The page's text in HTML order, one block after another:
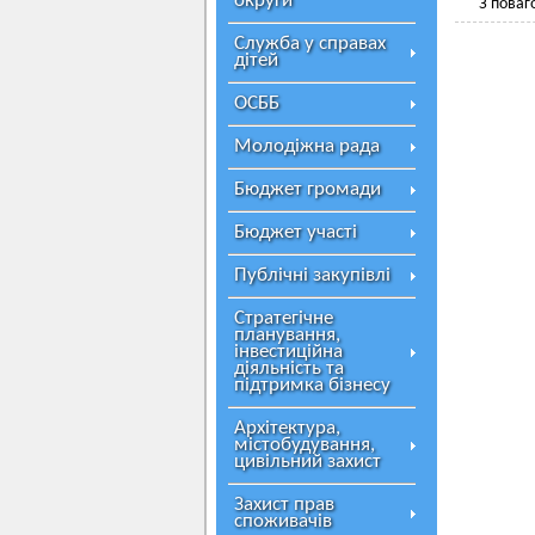
Служба у справах
дітей
ОСББ
Молодіжна рада
Бюджет громади
Бюджет участі
Публічні закупівлі
Стратегічне
планування,
інвестиційна
діяльність та
підтримка бізнесу
Архітектура,
містобудування,
цивільний захист
Захист прав
споживачів
З